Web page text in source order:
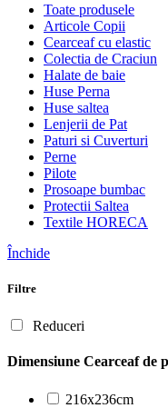
Toate produsele
Articole Copii
Cearceaf cu elastic
Colectia de Craciun
Halate de baie
Huse Perna
Huse saltea
Lenjerii de Pat
Paturi si Cuverturi
Perne
Pilote
Prosoape bumbac
Protectii Saltea
Textile HORECA
Închide
Filtre
Reduceri
Dimensiune Cearceaf de
216x236cm